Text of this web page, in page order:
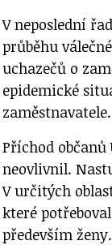
V neposlední
průběhu
uchazečů o
epidemické
zaměstnavatele.
Příchod
neovlivnil.
V určitých
které
především